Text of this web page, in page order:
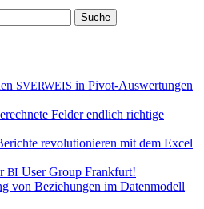
SVERWEIS in Pivot-Auswertungen
Felder endlich richtige
revolutionieren mit dem Excel
BI User Group Frankfurt!
von Beziehungen im Datenmodell